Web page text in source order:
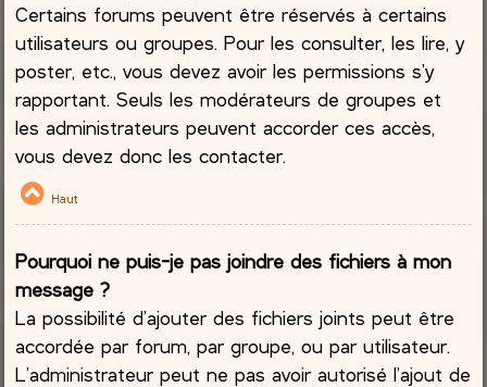
Certains forums peuvent être réservés à certains
utilisateurs ou groupes. Pour les consulter, les lire, y
poster, etc., vous devez avoir les permissions s’y
rapportant. Seuls les modérateurs de groupes et
les administrateurs peuvent accorder ces accès,
vous devez donc les contacter.
Haut
Pourquoi ne puis-je pas joindre des fichiers à mon
message ?
La possibilité d’ajouter des fichiers joints peut être
accordée par forum, par groupe, ou par utilisateur.
L’administrateur peut ne pas avoir autorisé l’ajout de